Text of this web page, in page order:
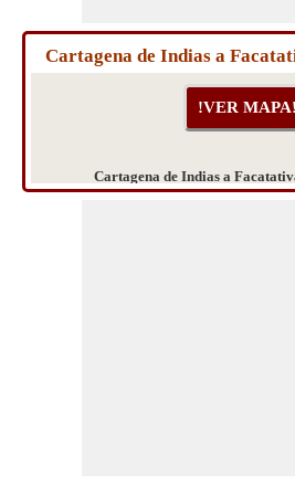
Cartagena de Indias a
Cartagena de Indias a